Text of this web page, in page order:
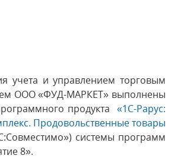
учета и управлением торговым
ООО «ФУД-МАРКЕТ» выполнены
продукта «1С-Рарус:
Продовольственные товары
системы программ
8».